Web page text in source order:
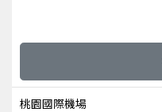
桃園國際機場